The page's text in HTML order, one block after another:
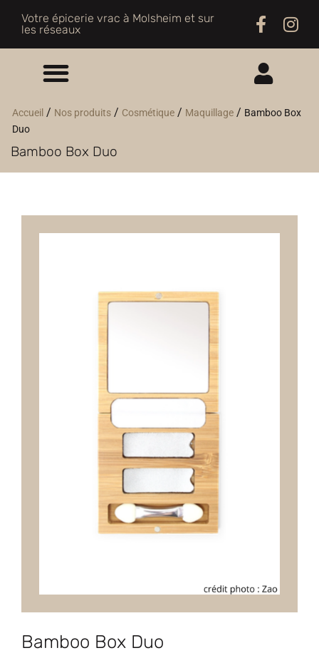
Votre épicerie vrac à Molsheim et sur
les réseaux
ME CONNECTER
Accueil / Nos produits / Cosmétique / Maquillage / Bamboo Box
Duo
Bamboo Box Duo
Bamboo Box Duo